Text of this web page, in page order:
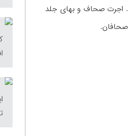
1. جلدسازان و صحافان؛ 2. فرمان ها و اجازت نامه های صحافی؛ 3. مناصب و عناوین؛ 4. هنرهای دیگر صحافان؛ 5. اجرت صحاف و بهای جلد